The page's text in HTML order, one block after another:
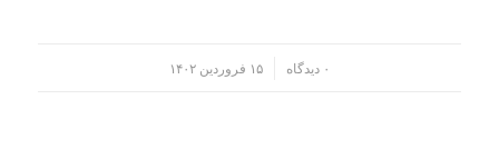
۰ دیدگاه ۱۵ فروردین ۱۴۰۲